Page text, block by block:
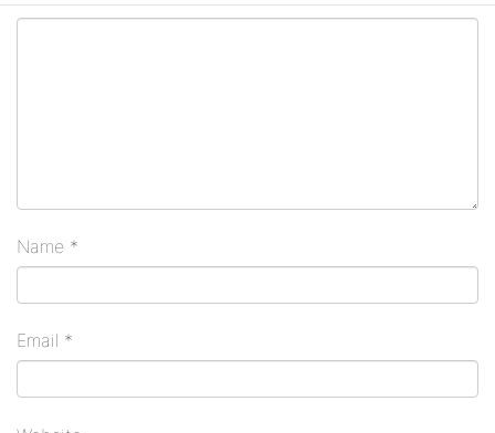
Name *
Email *